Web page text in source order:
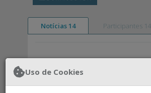
Notícias 14 Participantes 14
Nenhuma notícia
Uso de Cookies